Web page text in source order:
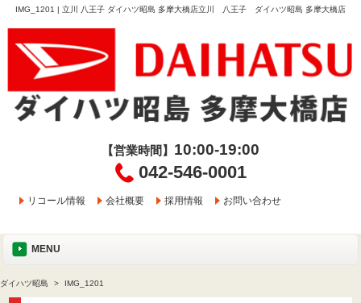
IMG_1201 | 立川 八王子 ダイハツ昭島 多摩大橋店立川 八王子 ダイハツ昭島 多摩大橋店
【営業時間】 10:00-19:00
042-546-0001
リコール情報 会社概要 採用情報 お問い合わせ
MENU
ダイハツ昭島 IMG_1201